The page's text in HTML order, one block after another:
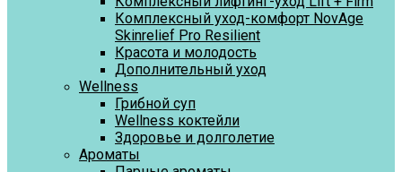
Комплексный уход-комфорт NovAge
Skinrelief Pro Resilient
Красота и молодость
Дополнительный уход
Wellness
Грибной суп
Wellness коктейли
Здоровье и долголетие
Ароматы